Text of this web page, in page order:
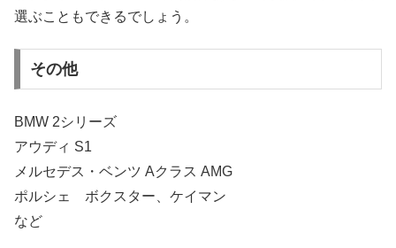
選ぶこともできるでしょう。
その他
BMW 2シリーズ
アウディ S1
メルセデス・ベンツ Aクラス AMG
ポルシェ ボクスター、ケイマン
など